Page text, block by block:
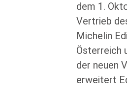
dem 1.
Vertrieb
Michelin
Österreich
der neuen
erweitert